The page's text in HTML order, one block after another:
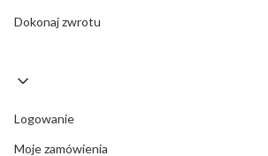
Dokonaj zwrotu
Logowanie
Moje zamówienia